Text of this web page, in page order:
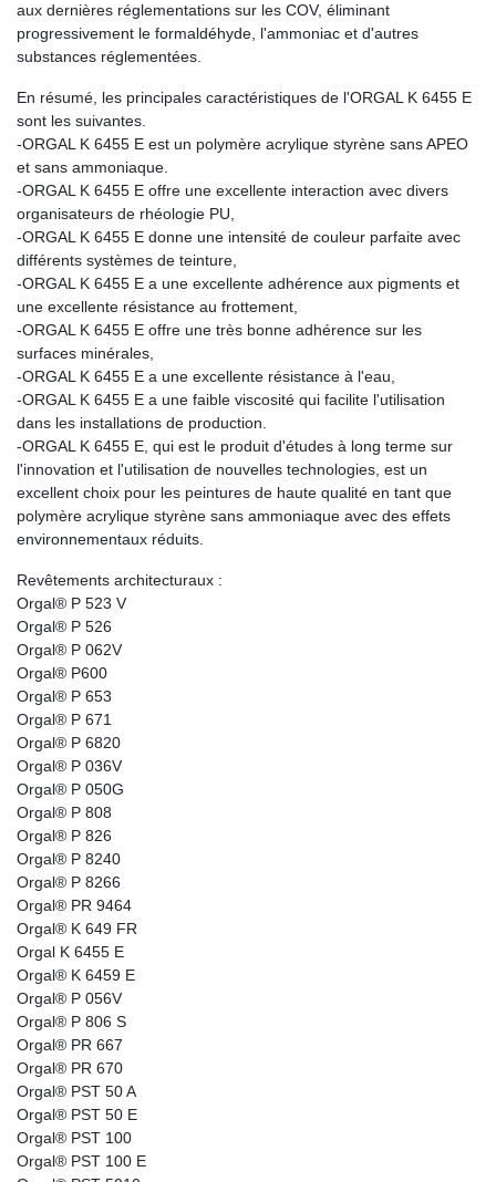
aux dernières réglementations sur les COV, éliminant
progressivement le formaldéhyde, l'ammoniac et d'autres
substances réglementées.
En résumé, les principales caractéristiques de l'ORGAL K ​​6455 E
sont les suivantes.
-ORGAL K ​​6455 E est un polymère acrylique styrène sans APEO
et sans ammoniaque.
-ORGAL K ​​6455 E offre une excellente interaction avec divers
organisateurs de rhéologie PU,
-ORGAL K ​​6455 E donne une intensité de couleur parfaite avec
différents systèmes de teinture,
-ORGAL K ​​6455 E a une excellente adhérence aux pigments et
une excellente résistance au frottement,
-ORGAL K ​​6455 E offre une très bonne adhérence sur les
surfaces minérales,
-ORGAL K ​​6455 E a une excellente résistance à l'eau,
-ORGAL K ​​6455 E a une faible viscosité qui facilite l'utilisation
dans les installations de production.
-ORGAL K ​​6455 E, qui est le produit d'études à long terme sur
l'innovation et l'utilisation de nouvelles technologies, est un
excellent choix pour les peintures de haute qualité en tant que
polymère acrylique styrène sans ammoniaque avec des effets
environnementaux réduits.
Revêtements architecturaux :
Orgal® P 523 V
Orgal® P 526
Orgal® P 062V
Orgal® P600
Orgal® P 653
Orgal® P 671
Orgal® P 6820
Orgal® P 036V
Orgal® P 050G
Orgal® P 808
Orgal® P 826
Orgal® P 8240
Orgal® P 8266
Orgal® PR 9464
Orgal® K 649 FR
Orgal K 6455 E
Orgal® K 6459 E
Orgal® P 056V
Orgal® P 806 S
Orgal® PR 667
Orgal® PR 670
Orgal® PST 50 A
Orgal® PST 50 E
Orgal® PST 100
Orgal® PST 100 E